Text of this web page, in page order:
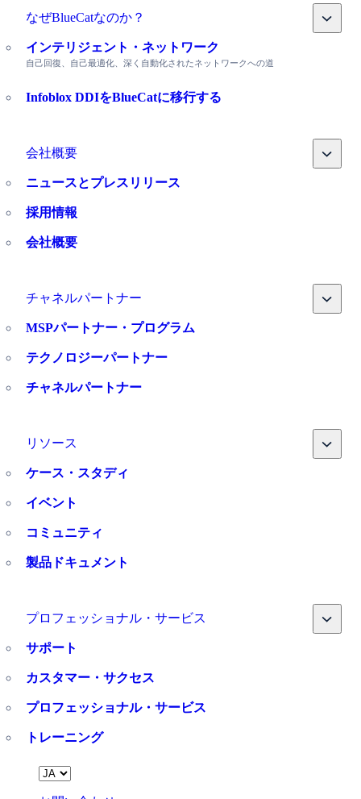
なぜBlueCatなのか？
インテリジェント・ネットワーク
自己回復、自己最適化、深く自動化されたネットワークへの道
Infoblox DDIをBlueCatに移行する
会社概要
ニュースとプレスリリース
採用情報
会社概要
チャネルパートナー
MSPパートナー・プログラム
テクノロジーパートナー
チャネルパートナー
リソース
ケース・スタディ
イベント
コミュニティ
製品ドキュメント
プロフェッショナル・サービス
サポート
カスタマー・サクセス
プロフェッショナル・サービス
トレーニング
Language